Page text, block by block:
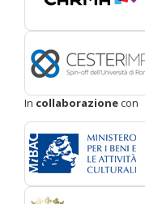
In collaborazionecon